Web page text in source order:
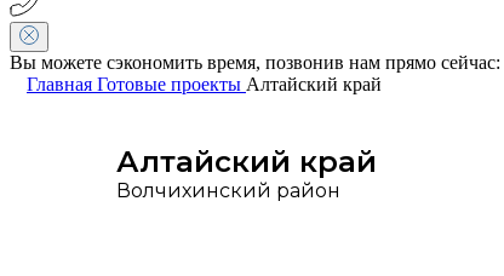
Вы можете сэкономить время, позвонив нам прямо сейчас:
Главная Готовые проекты Алтайский край
Алтайский край
Волчихинский район